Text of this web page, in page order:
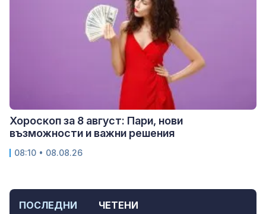
ПОСЛЕДНИ ЧЕТЕНИ
Хороскоп за 8 август: Пари, нови
възможности и важни решения
08:10 • 08.08.26